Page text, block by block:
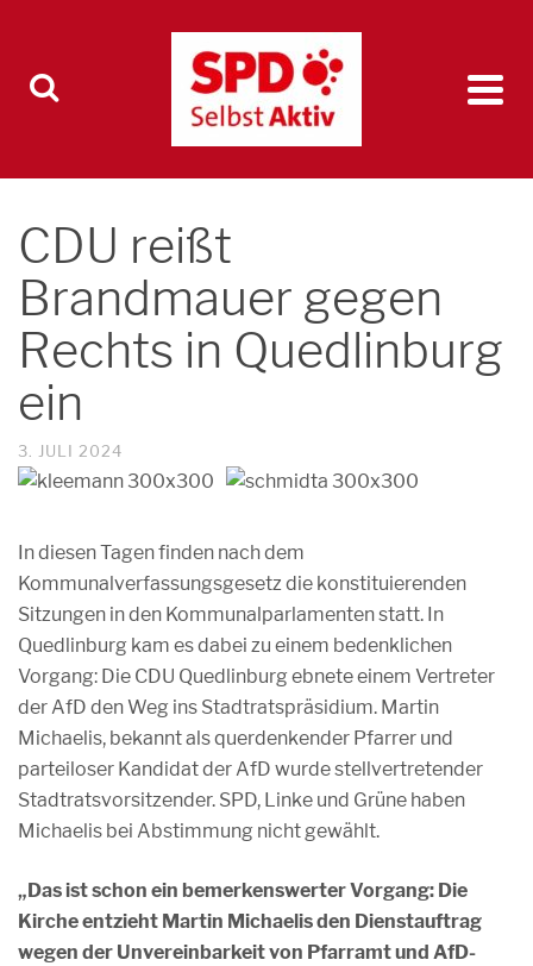
CDU reißt
Brandmauer gegen
Rechts in Quedlinburg
ein
3. JULI 2024
In diesen Tagen finden nach dem
Kommunalverfassungsgesetz die konstituierenden
Sitzungen in den Kommunalparlamenten statt. In
Quedlinburg kam es dabei zu einem bedenklichen
Vorgang: Die CDU Quedlinburg ebnete einem Vertreter
der AfD den Weg ins Stadtratspräsidium. Martin
Michaelis, bekannt als querdenkender Pfarrer und
parteiloser Kandidat der AfD wurde stellvertretender
Stadtratsvorsitzender. SPD, Linke und Grüne haben
Michaelis bei Abstimmung nicht gewählt.
„Das ist schon ein bemerkenswerter Vorgang: Die
Kirche entzieht Martin Michaelis den Dienstauftrag
wegen der Unvereinbarkeit von Pfarramt und AfD-